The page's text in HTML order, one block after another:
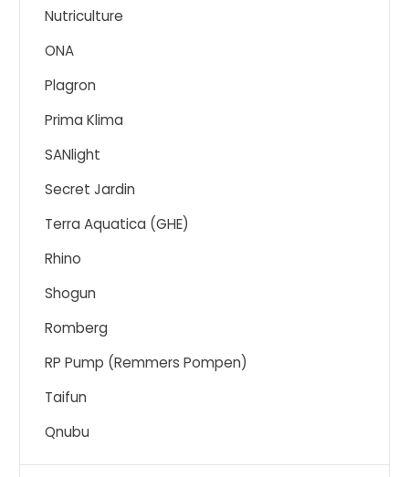
Nutriculture
ONA
Plagron
Prima Klima
SANlight
Secret Jardin
Terra Aquatica (GHE)
Rhino
Shogun
Romberg
RP Pump (Remmers Pompen)
Taifun
Qnubu